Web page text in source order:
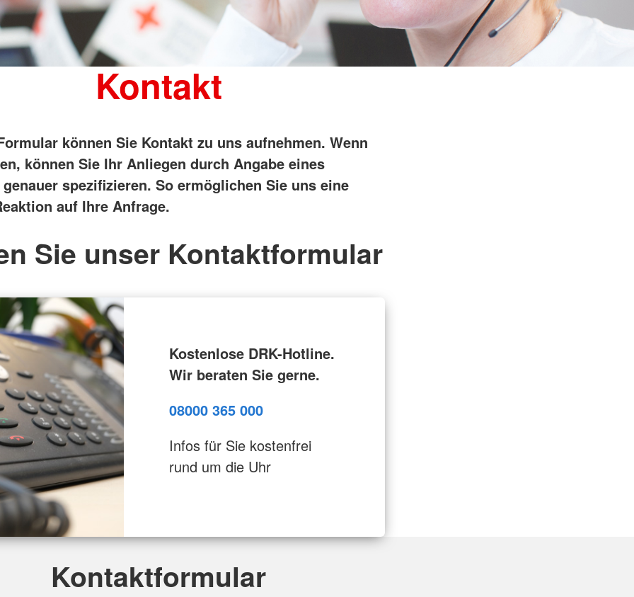
Kontakt
können Sie Kontakt zu uns aufnehmen. Wenn
können Sie Ihr Anliegen durch Angabe eines
spezifizieren. So ermöglichen Sie uns eine
auf Ihre Anfrage.
Sie unser Kontaktformular
Kostenlose DRK-Hotline.
Wir beraten Sie gerne.
08000 365 000
Infos für Sie kostenfrei
rund um die Uhr
Kontaktformular